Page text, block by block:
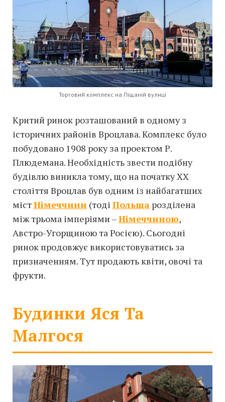
Торговий комплекс на Піщаній вулиці
Критий ринок розташований в одному з
історичних районів Вроцлава. Комплекс було
побудовано 1908 року за проектом Р.
Плюдемана. Необхідність звести подібну
будівлю виникла тому, що на початку XX
століття Вроцлав був одним із найбагатших
містНімеччини (тоді Польщарозділена
між трьома імперіями –Німеччиною,
Австро-Угорщиною та Росією). Сьогодні
ринок продовжує використовуватись за
призначенням. Тут продають квіти, овочі та
фрукти.
Будинки Яся Та
Малгося